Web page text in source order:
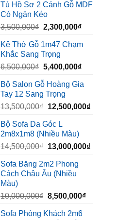
là:
450,000₫.
tại
320,000₫.
Tủ Hồ Sơ 2 Cánh Gỗ MDF
Có Ngăn Kéo
3,500,000₫ Giá
là:
3,500,000₫.
2,300,000₫Giá
tại
Kệ Thờ Gỗ 1m47 Chạm
Khắc Sang Trọng
6,500,000₫ Giá
là:
6,500,000₫.
5,400,000₫Giá
tại
Bộ Salon Gỗ Hoàng Gia
Tay 12 Sang Trọng
13,500,000₫ Giá
là:
13,500,000₫.
12,500,000₫Giá
Bộ Sofa Da Góc L
2m8x1m8 (Nhiều Màu)
14,500,000₫ Giá
là:
14,500,000₫.
13,000,000₫Giá
Sofa Băng 2m2 Phong
Cách Châu Âu (Nhiều
Màu)
10,000,000₫ Giá
là:
8,500,000₫Giá
Sofa Phòng Khách 2m6